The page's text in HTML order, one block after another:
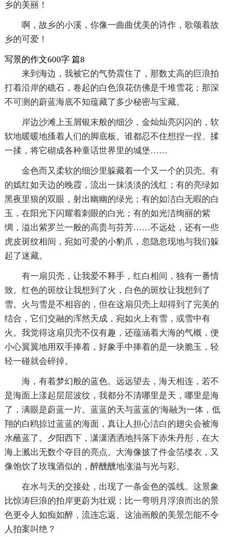
乡的美丽！
啊，故乡的小溪，你像一曲曲优美的诗作，歌颂着故
乡的可爱！
写景的作文600字 篇8
来到海边，我被它的气势震住了，那数丈高的巨浪拍
打着沿岸的礁石，卷起的白色浪花仿佛是千堆雪花；那深
不可测的蔚蓝海底不知蕴藏了多少秘密与宝藏。
岸边沙滩上玉屑银末般的细沙，金灿灿亮闪闪的，软
软地暖暖地搔着人们的脚底板。谁都忍不住想捏一捏、揉
一揉，将它砌成各种童话世界里的城堡……
金色而又柔软的细沙里躲藏着一个又一个的贝壳。有
的嫣红如天边的晚霞，流出一抹淡淡的浅红；有的亮绿如
黑夜里狼的双眼，射出幽幽的绿光；有的如洁白无暇的白
玉，在阳光下闪耀着刺眼的白光；有的如光洁绚丽的紫
绸，溢出紫罗兰一般的高贵与芬芳……不远处，还有一些
虎皮斑纹相间，宛如可爱的小豹爪，忽隐忽现地与我们躲
起了迷藏。
有一扇贝壳，让我爱不释手，红白相间，独有一番情
致。红色的斑纹让我想到了火，白色的斑纹让我想到了
雪。火与雪是不相容的，但在这扇贝壳上却得到了完美的
结合，它们交融的浑然天成，宛如火上有雪，或雪中有
火。我觉得这扇贝壳不仅有趣，还蕴涵着大海的气概，便
小心翼翼地用双手捧着，好象手中捧着的是一块脆玉，轻
轻一碰就会碎掉。
海，有着梦幻般的蓝色。远远望去，海天相连，若不
是海面上漾起层层波纹，我都分不清哪里是天，哪里是海
了，满眼是蔚蓝一片。蓝蓝的天与蓝蓝的'海融为一体，低
翔的白鸥掠过蓝蓝的海面，真让人担心洁白的翅尖会被海
水蘸蓝了。夕阳西下，潇潇洒洒地抖落下赤朱丹彤，在大
海上溅出无数个夺目的亮点。大海像披了件金箔缕衣，又
像饱饮了玫瑰酒似的，醉醺醺地涨溢与光与彩。
在水与天的交接处，出现了一条金色的弧线。这景象
比惊涛巨浪的拍岸更蔚为壮观；比一弯明月浮浪而出的景
色更令人如痴如醉，流连忘返。这油画般的美景怎能不令
人拍案叫绝？